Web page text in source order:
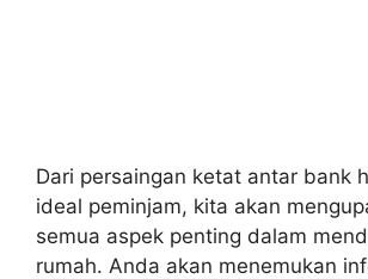
Dari persaingan ketat antar bank
ideal peminjam, kita akan
semua aspek penting dalam
rumah. Anda akan menemukan